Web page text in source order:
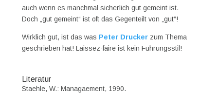
auch wenn es manchmal sicherlich gut gemeint ist.
Doch „gut gemeint“ ist oft das Gegenteilt von „gut“!
Wirklich gut, ist das was Peter Druckerzum Thema
geschrieben hat! Laissez-faire ist kein Führungsstil!
Literatur
Staehle, W.: Managaement, 1990.